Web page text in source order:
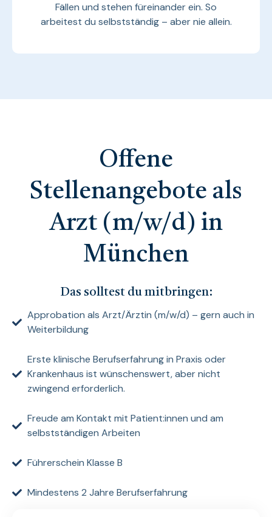
Fällen und stehen füreinander ein. So
arbeitest du selbstständig – aber nie allein.
Offene
Stellenangebote als
Arzt (m/w/d) in
München
Das solltest du mitbringen:
Approbation als Arzt/Ärztin (m/w/d) – gern auch in
Weiterbildung
Erste klinische Berufserfahrung in Praxis oder
Krankenhaus ist wünschenswert, aber nicht
zwingend erforderlich.
Freude am Kontakt mit Patient:innen und am
selbstständigen Arbeiten
Führerschein Klasse B
Mindestens 2 Jahre Berufserfahrung